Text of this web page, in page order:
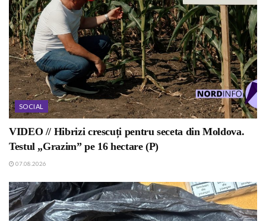
SOCIAL
VIDEO // Hibrizi crescuți pentru seceta din Moldova.
Testul „Grazim” pe 16 hectare (P)
07.08.2026